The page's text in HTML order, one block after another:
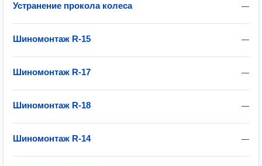
—
Устранение прокола колеса
—
Шиномонтаж R-15
—
Шиномонтаж R-17
—
Шиномонтаж R-18
—
Шиномонтаж R-14